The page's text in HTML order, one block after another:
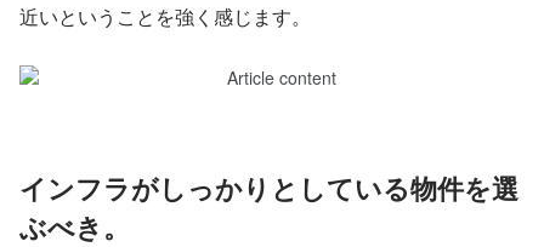
近いということを強く感じます。
インフラがしっかりとしている物件を選
ぶべき。